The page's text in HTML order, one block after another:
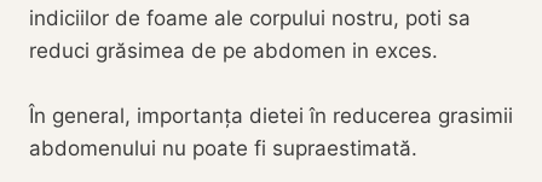
indiciilor de foame ale corpului nostru, poti sa
reduci grăsimea de pe abdomen in exces.
În general, importanța dietei în reducerea grasimii
abdomenului nu poate fi supraestimată.